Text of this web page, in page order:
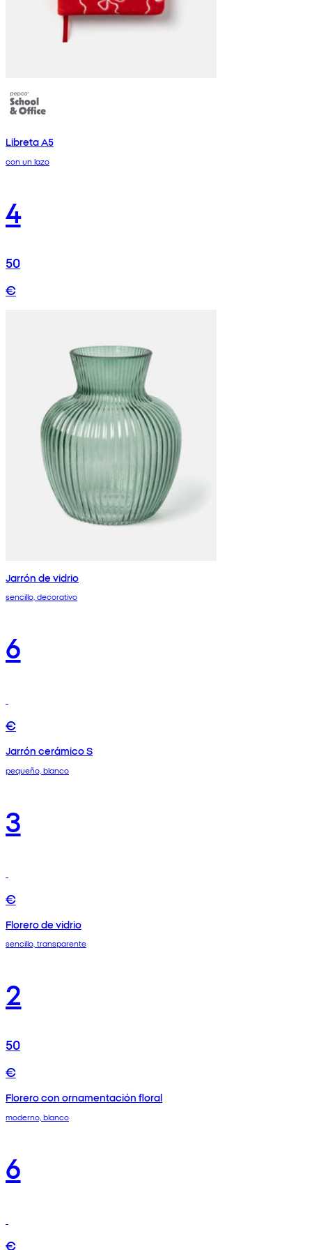
Libreta A5
con un lazo
4
50
€
Jarrón de vidrio
sencillo, decorativo
6
€
Jarrón cerámico S
pequeño, blanco
3
€
Florero de vidrio
sencillo, transparente
2
50
€
Florero con ornamentación floral
moderno, blanco
6
€